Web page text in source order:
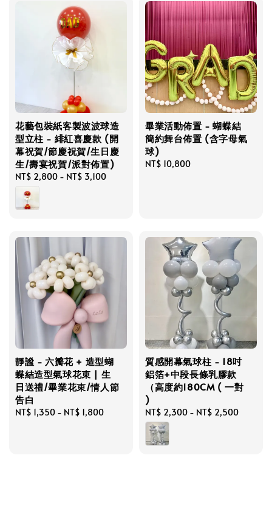
花藝包裝紙客製波波球造
型立柱 - 緋紅喜慶款 (開
幕祝賀/節慶祝賀/生日慶
生/壽宴祝賀/派對佈置)
Regular
price
NT$ 2,800 - NT$ 3,100
畢業活動佈置 - 蝴蝶結
簡約舞台佈置 (含字母氣
球)
Regular
NT$ 10,800
靜謐 - 六瓣花 + 造型蝴
蝶結造型氣球花束 | 生
日送禮/畢業花束/情人節
告白
Regular
NT$ 1,350 - NT$ 1,800
質感開幕氣球柱 - 18吋
鋁箔+中段長條乳膠款
（高度約180CM ( 一對
)
Regular
price
NT$ 2,300 - NT$ 2,500